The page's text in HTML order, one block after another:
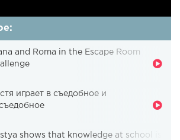
and Roma in the Escape Room
играет в съедобное и
shows that knowledge at school is